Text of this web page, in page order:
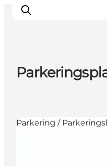
Overnatning
Parkering /